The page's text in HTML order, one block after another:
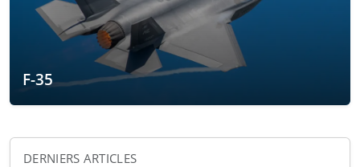
F-35
DERNIERS ARTICLES